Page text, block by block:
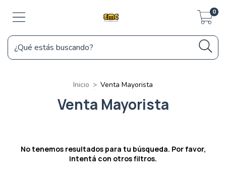
0
Inicio > Venta Mayorista
Venta Mayorista
No tenemos resultados para tu búsqueda. Por favor,
intentá con otros filtros.